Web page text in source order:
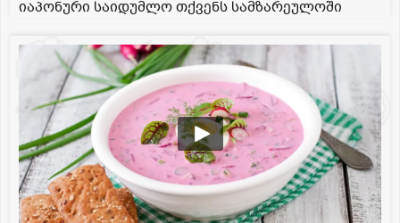
იაპონური საიდუმლო თქვენს სამზარეულოში